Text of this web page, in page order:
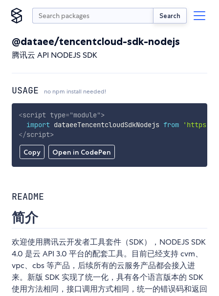
Search
@dataee/tencentcloud-sdk-nodejs
腾讯云 API NODEJS SDK
USAGE no npm install needed!
Copy Open in CodePen
<script type="module">
import dataeeTencentcloudSdkNodejs from
'https://
</script>
README
简介
欢迎使用腾讯云开发者工具套件（SDK），NODEJS SDK
4.0 是云 API 3.0 平台的配套工具。目前已经支持 cvm、
vpc、cbs 等产品，后续所有的云服务产品都会接入进
来。新版 SDK 实现了统一化，具有各个语言版本的 SDK
使用方法相同，接口调用方式相同，统一的错误码和返回